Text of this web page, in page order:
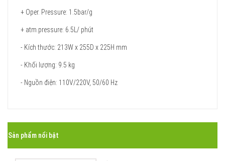
+ Oper. Pressure: 1.5bar/g
+ atm.pressure: 6.5L/ phút
- Kích thước: 213W x 255D x 225H mm
- Khối lượng: 9.5 kg
- Nguồn điện: 110V/220V, 50/60 Hz
Sản phẩm nổi bật